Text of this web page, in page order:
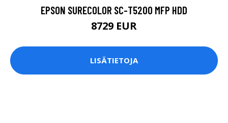
EPSON SURECOLOR SC-T5200 MFP HDD
8729 EUR
LISÄTIETOJA